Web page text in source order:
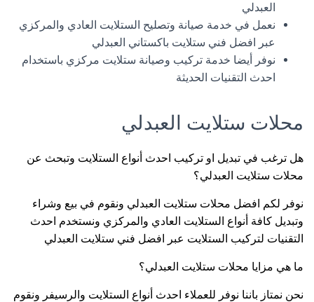
العبدلي
نعمل في خدمة صيانة وتصليح الستلايت العادي والمركزي
عبر افضل فني ستلايت باكستاني العبدلي
نوفر أيضا خدمة تركيب وصيانة ستلايت مركزي باستخدام
احدث التقنيات الحديثة
محلات ستلايت العبدلي
هل ترغب في تبديل او تركيب احدث أنواع الستلايت وتبحث عن
محلات ستلايت العبدلي؟
نوفر لكم افضل محلات ستلايت العبدلي ونقوم في بيع وشراء
وتبديل كافة أنواع الستلايت العادي والمركزي ونستخدم احدث
التقنيات لتركيب الستلايت عبر افضل فني ستلايت العبدلي
ما هي مزايا محلات ستلايت العبدلي؟
نحن نمتاز باننا نوفر للعملاء احدث أنواع الستلايت والرسيفر ونقوم